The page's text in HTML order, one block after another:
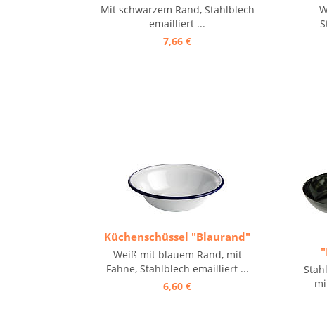
Mit schwarzem Rand, Stahlblech
emailliert ...
7,66 €
Küchenschüssel "Blaurand"
Weiß mit blauem Rand, mit
Fahne, Stahlblech emailliert ...
6,60 €